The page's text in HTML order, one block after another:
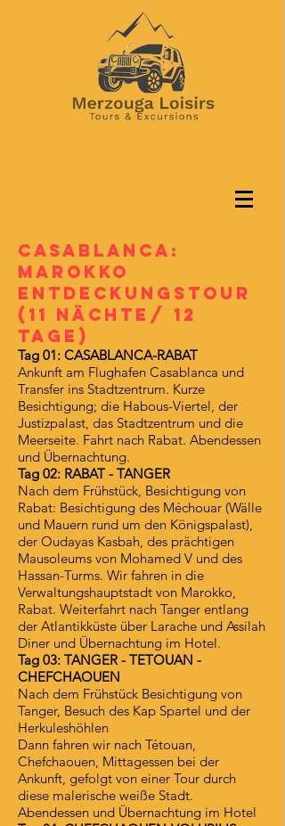
CASABLANCA:
MAROKKO
ENTDECKUNGSTOUR
(11 Nächte/ 12
Tage)
Tag 01: CASABLANCA-RABAT
Ankunft am Flughafen Casablanca und
Transfer ins Stadtzentrum. Kurze
Besichtigung; die Habous-Viertel, der
Justizpalast, das Stadtzentrum und die
Meerseite. Fahrt nach Rabat. Abendessen
und Übernachtung.
Tag 02: RABAT - TANGER
Nach dem Frühstück, Besichtigung von
Rabat: Besichtigung des Méchouar (Wälle
und Mauern rund um den Königspalast),
der Oudayas Kasbah, des prächtigen
Mausoleums von Mohamed V und des
Hassan-Turms. Wir fahren in die
Verwaltungshauptstadt von Marokko,
Rabat. Weiterfahrt nach Tanger entlang
der Atlantikküste über Larache und Assilah
Diner und Übernachtung im Hotel.
Tag 03: TANGER - TETOUAN -
CHEFCHAOUEN
Nach dem Frühstück Besichtigung von
Tanger, Besuch des Kap Spartel und der
Herkuleshöhlen
Dann fahren wir nach Tétouan,
Chefchaouen, Mittagessen bei der
Ankunft, gefolgt von einer Tour durch
diese malerische weiße Stadt.
Abendessen und Übernachtung im Hotel